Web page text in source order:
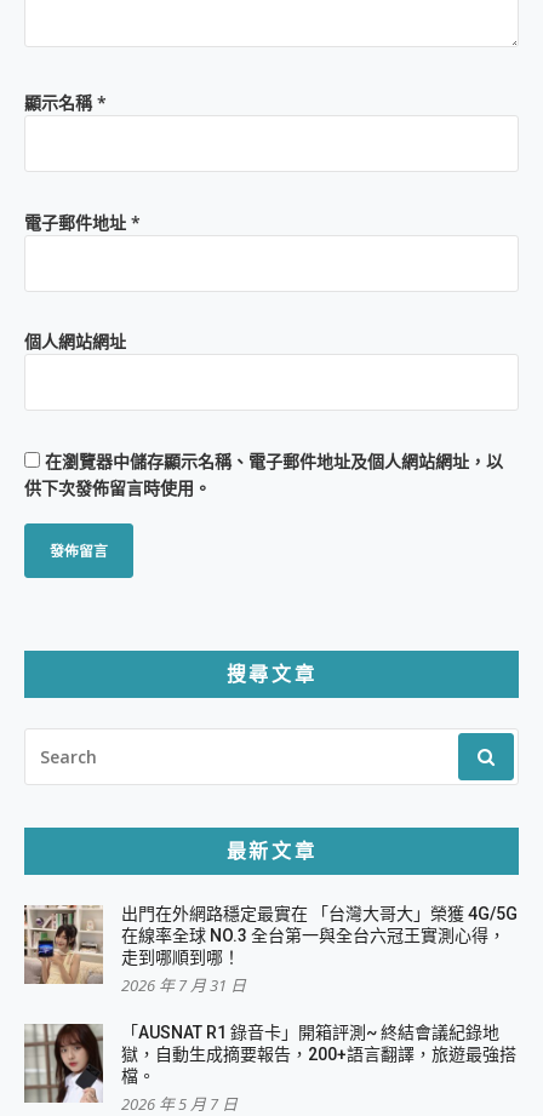
顯示名稱*
電子郵件地址 *
個人網站網址
在瀏覽器中儲存顯示名稱、電子郵件地址及個人網站網址，以
供下次發佈留言時使用。
搜尋文章
FOR:
最新文章
出門在外網路穩定最實在 「台灣大哥大」榮獲 4G/5G
在線率全球 NO.3 全台第一與全台六冠王實測心得，
走到哪順到哪！
2026 年 7 月 31 日
「AUSNAT R1 錄音卡」開箱評測~ 終結會議紀錄地
獄，自動生成摘要報告，200+語言翻譯，旅遊最強搭
檔。
2026 年 5 月 7 日